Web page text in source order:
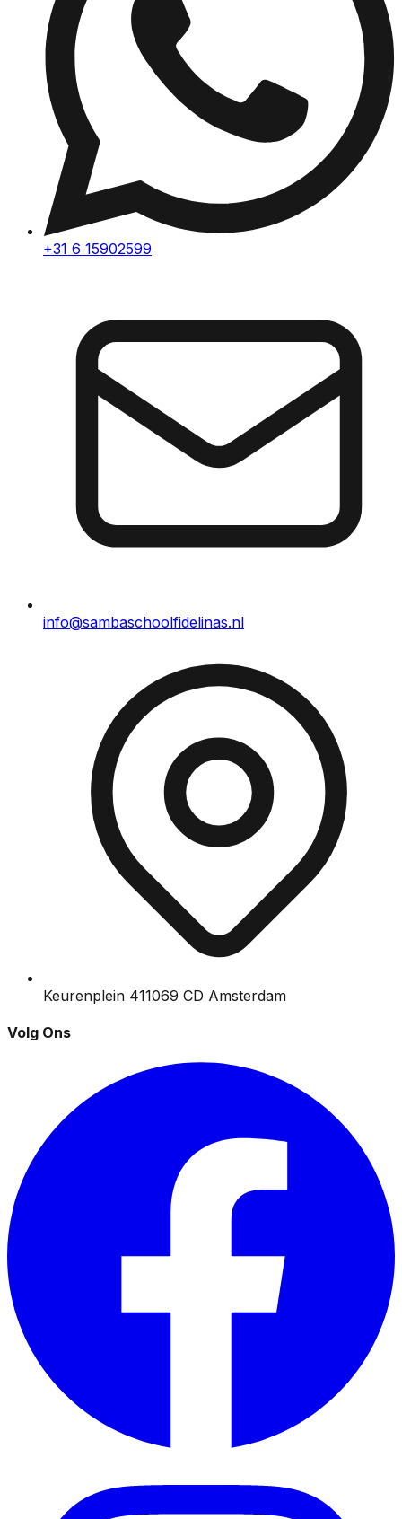
+31 6 15902599
info@sambaschoolfidelinas.nl
Keurenplein 411069 CD Amsterdam
Volg Ons